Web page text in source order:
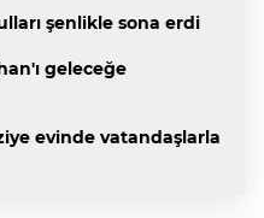
şenlikle sona erdi
geleceğe
evinde vatandaşlarla